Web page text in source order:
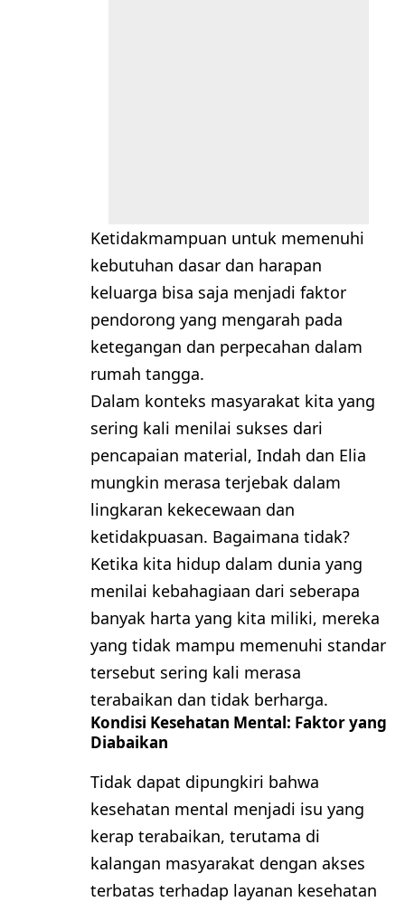
Ketidakmampuan untuk memenuhi
kebutuhan dasar dan harapan
keluarga bisa saja menjadi faktor
pendorong yang mengarah pada
ketegangan dan perpecahan dalam
rumah tangga.
Dalam konteks masyarakat kita yang
sering kali menilai sukses dari
pencapaian material, Indah dan Elia
mungkin merasa terjebak dalam
lingkaran kekecewaan dan
ketidakpuasan. Bagaimana tidak?
Ketika kita hidup dalam dunia yang
menilai kebahagiaan dari seberapa
banyak harta yang kita miliki, mereka
yang tidak mampu memenuhi standar
tersebut sering kali merasa
terabaikan dan tidak berharga.
Kondisi Kesehatan Mental: Faktor yang
Diabaikan
Tidak dapat dipungkiri bahwa
kesehatan mental menjadi isu yang
kerap terabaikan, terutama di
kalangan masyarakat dengan akses
terbatas terhadap layanan kesehatan